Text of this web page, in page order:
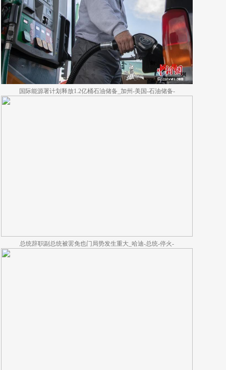
国际能源署计划释放1.2亿桶石油储备_加州-美国-石油储备-
总统辞职副总统被罢免也门局势发生重大_哈迪-总统-停火-